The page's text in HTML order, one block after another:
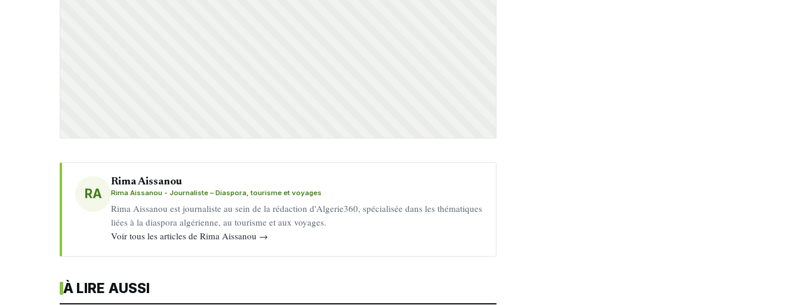
RA
Rima Aissanou
Rima Aissanou - Journaliste – Diaspora, tourisme et voyages
Rima Aissanou est journaliste au sein de la rédaction d'Algerie360, spécialisée dans les thématiques
liées à la diaspora algérienne, au tourisme et aux voyages.
Voir tous les articles de Rima Aissanou →
À LIRE AUSSI